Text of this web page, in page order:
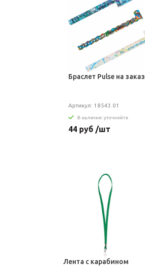
Браслет Pulse на заказ
Артикул: 18543.01
В наличии: уточняйте
44 руб /шт
Лента с карабином